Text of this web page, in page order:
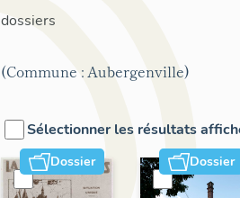
dossiers
(Commune : Aubergenville)
Sélectionner les résultats
Dossier Dossier